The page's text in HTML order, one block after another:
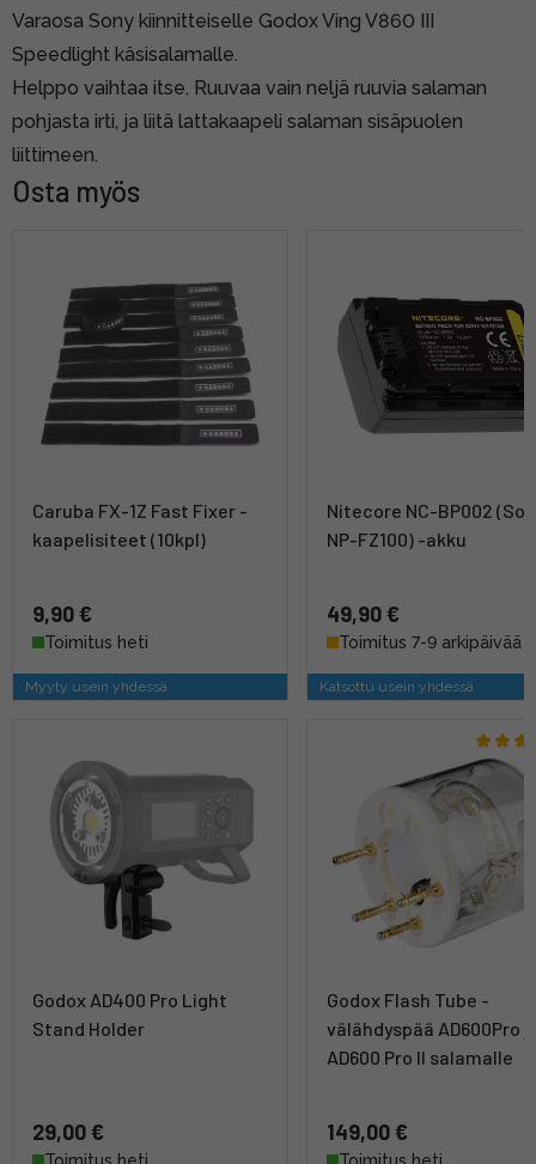
Varaosa Sony kiinnitteiselle Godox Ving V860 III
Speedlight käsisalamalle.
Helppo vaihtaa itse. Ruuvaa vain neljä ruuvia salaman
pohjasta irti, ja liitä lattakaapeli salaman sisäpuolen
liittimeen.
Osta myös
Caruba FX-1Z Fast Fixer -
kaapelisiteet (10kpl)
9,90 €
Toimitus heti
Myyty usein yhdessä
Nitecore NC-BP002
NP-FZ100) -akku
49,90 €
Toimitus 7-9 arkipäivää
Katsottu usein yhdessä
Godox AD400 Pro Light
Stand Holder
29,00 €
Godox Flash Tube -
välähdyspää AD600Pro
AD600 Pro II salamalle
149,00 €